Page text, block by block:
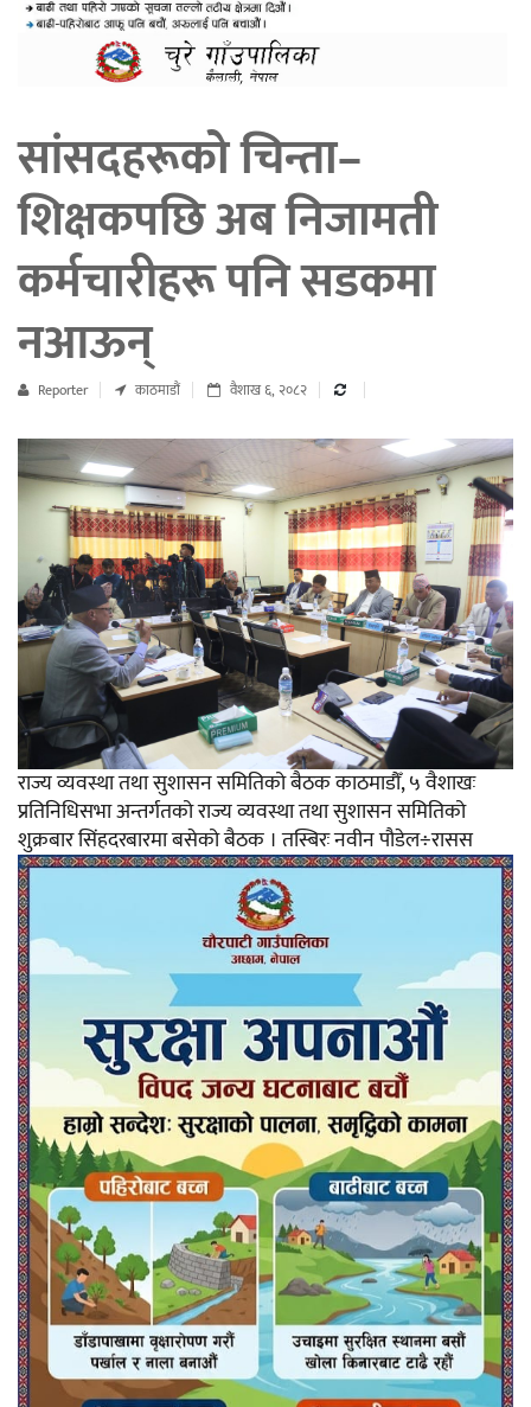
सांसदहरूको चिन्ता–
शिक्षकपछि अब निजामती
कर्मचारीहरू पनि सडकमा
नआऊन्
Reporter काठमाडौं वैशाख ६, २०८२
राज्य व्यवस्था तथा सुशासन समितिको बैठक काठमाडौँ, ५ वैशाखः
प्रतिनिधिसभा अन्तर्गतको राज्य व्यवस्था तथा सुशासन समितिको
शुक्रबार सिंहदरबारमा बसेको बैठक । तस्बिरः नवीन पौडेल÷रासस